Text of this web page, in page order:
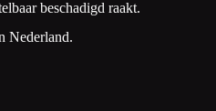
beschadigd raakt.
Nederland.